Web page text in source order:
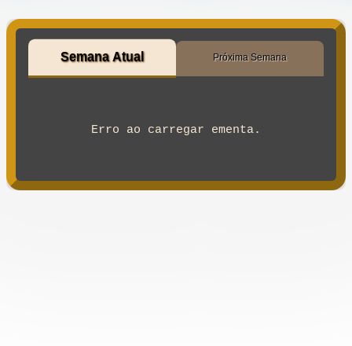
Semana Atual Próxima Semana
Erro ao carregar ementa.